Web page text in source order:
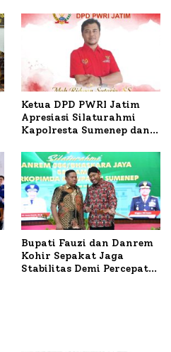
Ketua DPD PWRI Jatim
Apresiasi Silaturahmi
Kapolresta Sumenep dan
Ideal Polri-Pers
Bupati Fauzi dan Danrem
Kohir Sepakat Jaga
Stabilitas Demi Percepat